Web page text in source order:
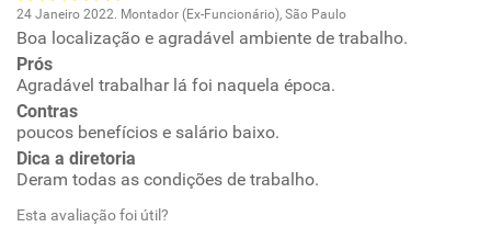
Recomenda a diretoria
Oportunidade de promoção
Ambiente de trabalho
Conciliação com a vida familiar
24 Janeiro 2022. Montador (Ex-Funcionário), São Paulo
Boa localização e agradável ambiente de trabalho.
Prós
Agradável trabalhar lá foi naquela época.
Contras
poucos benefícios e salário baixo.
Dica a diretoria
Deram todas as condições de trabalho.
Esta avaliação foi útil?